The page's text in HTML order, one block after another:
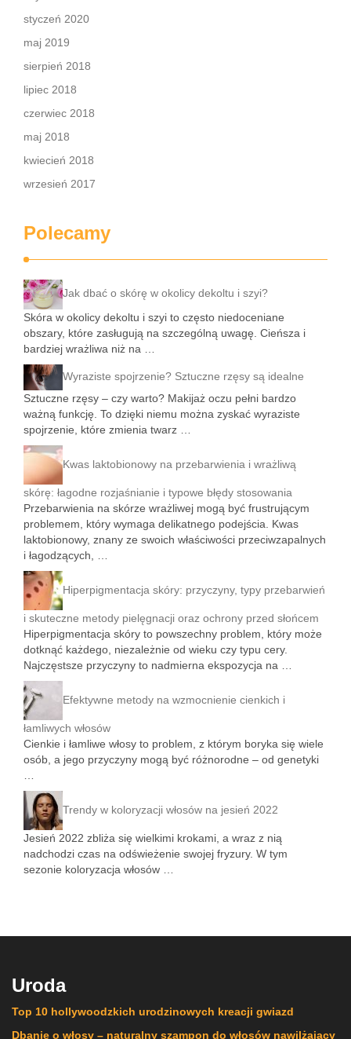
styczeń 2020
maj 2019
sierpień 2018
lipiec 2018
czerwiec 2018
maj 2018
kwiecień 2018
wrzesień 2017
Polecamy
Jak dbać o skórę w okolicy dekoltu i szyi?
Skóra w okolicy dekoltu i szyi to często niedoceniane
obszary, które zasługują na szczególną uwagę. Cieńsza i
bardziej wrażliwa niż na …
Wyraziste spojrzenie? Sztuczne rzęsy są idealne
Sztuczne rzęsy – czy warto? Makijaż oczu pełni bardzo
ważną funkcję. To dzięki niemu można zyskać wyraziste
spojrzenie, które zmienia twarz …
Kwas laktobionowy na przebarwienia i wrażliwą
skórę: łagodne rozjaśnianie i typowe błędy stosowania
Przebarwienia na skórze wrażliwej mogą być frustrującym
problemem, który wymaga delikatnego podejścia. Kwas
laktobionowy, znany ze swoich właściwości przeciwzapalnych
i łagodzących, …
Hiperpigmentacja skóry: przyczyny, typy przebarwień
i skuteczne metody pielęgnacji oraz ochrony przed słońcem
Hiperpigmentacja skóry to powszechny problem, który może
dotknąć każdego, niezależnie od wieku czy typu cery.
Najczęstsze przyczyny to nadmierna ekspozycja na …
Efektywne metody na wzmocnienie cienkich i
łamliwych włosów
Cienkie i łamliwe włosy to problem, z którym boryka się wiele
osób, a jego przyczyny mogą być różnorodne – od genetyki
Trendy w koloryzacji włosów na jesień 2022
Jesień 2022 zbliża się wielkimi krokami, a wraz z nią
nadchodzi czas na odświeżenie swojej fryzury. W tym
sezonie koloryzacja włosów …
Uroda
Top 10 hollywoodzkich urodzinowych kreacji gwiazd
Dbanie o włosy – naturalny szampon do włosów nawilżający